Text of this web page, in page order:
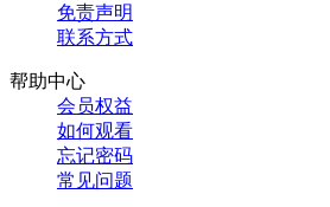
免责声明
联系方式
帮助中心
会员权益
如何观看
忘记密码
常见问题